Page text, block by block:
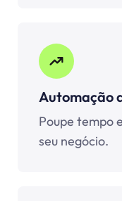
Automação
Poupe tempo
seu negócio.